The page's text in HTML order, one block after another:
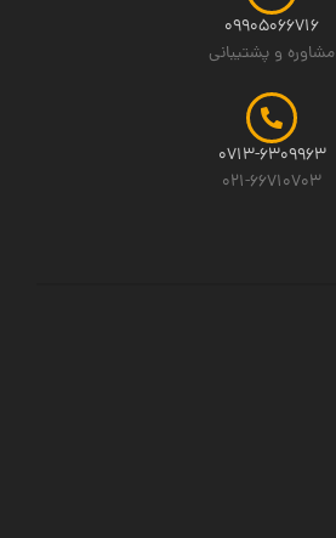
09905066716
مشاوره و پشتیبانی
0713-6309963
021-66710703